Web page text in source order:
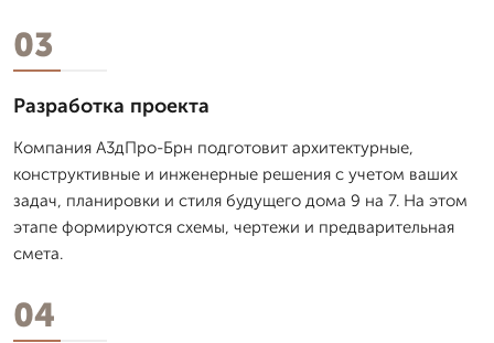
03
Разработка проекта
Компания А3дПро-Брн подготовит архитектурные,
конструктивные и инженерные решения с учетом ваших
задач, планировки и стиля будущего дома 9 на 7. На этом
этапе формируются схемы, чертежи и предварительная
смета.
04